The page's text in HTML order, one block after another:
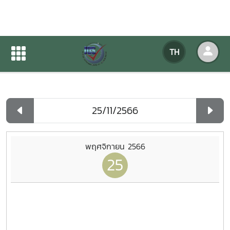
TH
ปฏิทินกิจกรรมของหน่วยงาน
ปฏิทินกิจกรรมของหน่วยงาน
พฤศจิกายน 2566
25